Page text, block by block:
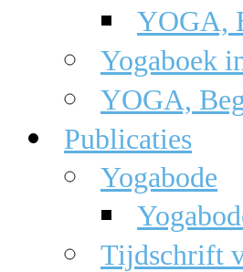
YOGA,
Yogaboek
YOGA,
Publicaties
Yogabode
Tijdschrift